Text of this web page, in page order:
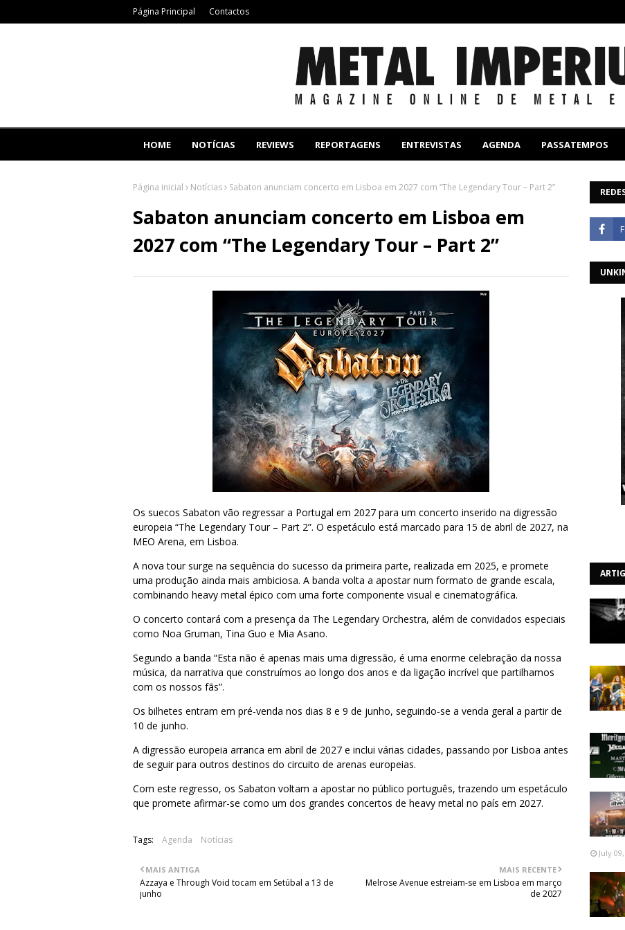
Página Principal Contactos
HOME NOTÍCIAS REVIEWS REPORTAGENS ENTREVISTAS AGENDA PASSATEMPOS
Página inicial Notícias Sabaton anunciam concerto em Lisboa em 2027 com “The Legendary Tour – Part 2”
Sabaton anunciam concerto em Lisboa em
2027 com “The Legendary Tour – Part 2”
Os suecos Sabaton vão regressar a Portugal em 2027 para um concerto inserido na digressão
europeia “The Legendary Tour – Part 2”. O espetáculo está marcado para 15 de abril de 2027, na
MEO Arena, em Lisboa.
A nova tour surge na sequência do sucesso da primeira parte, realizada em 2025, e promete
uma produção ainda mais ambiciosa. A banda volta a apostar num formato de grande escala,
combinando heavy metal épico com uma forte componente visual e cinematográfica.
O concerto contará com a presença da The Legendary Orchestra, além de convidados especiais
como Noa Gruman, Tina Guo e Mia Asano.
Segundo a banda “Esta não é apenas mais uma digressão, é uma enorme celebração da nossa
música, da narrativa que construímos ao longo dos anos e da ligação incrível que partilhamos
com os nossos fãs”.
Os bilhetes entram em pré-venda nos dias 8 e 9 de junho, seguindo-se a venda geral a partir de
10 de junho.
A digressão europeia arranca em abril de 2027 e inclui várias cidades, passando por Lisboa antes
de seguir para outros destinos do circuito de arenas europeias.
Com este regresso, os Sabaton voltam a apostar no público português, trazendo um espetáculo
que promete afirmar-se como um dos grandes concertos de heavy metal no país em 2027.
Tags: Agenda Notícias
MAIS RECENTE
Melrose Avenue estreiam-se em Lisboa em março
de 2027
MAIS ANTIGA
Azzaya e Through Void tocam em Setúbal a 13 de
junho
July